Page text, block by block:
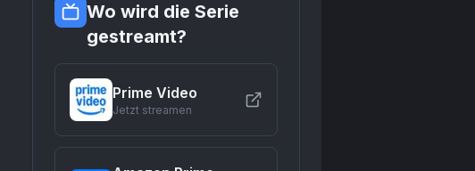
Wo wird die Serie
gestreamt?
Prime Video
Jetzt streamen